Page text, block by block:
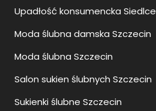
Upadłość konsumencka Siedlce
Moda ślubna damska Szczecin
Moda ślubna Szczecin
Salon sukien ślubnych Szczecin
Sukienki ślubne Szczecin